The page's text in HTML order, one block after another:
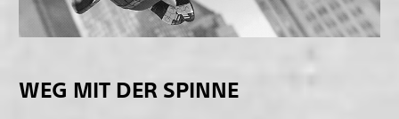
WEG MIT DER SPINNE